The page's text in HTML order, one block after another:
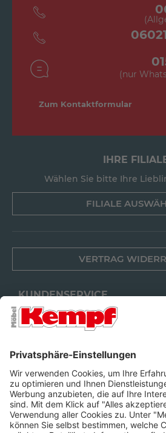
(nur
Zum Kontaktformular
IHRE
Wählen Sie bitte Ihre
FILIALE
VERTRAG
KUNDENSERVICE
FILIALEN
FOLGEN SIE